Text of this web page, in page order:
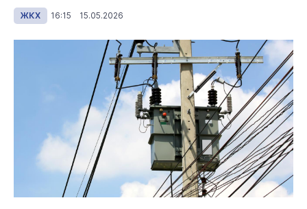
ЖКХ 16:15 15.05.2026